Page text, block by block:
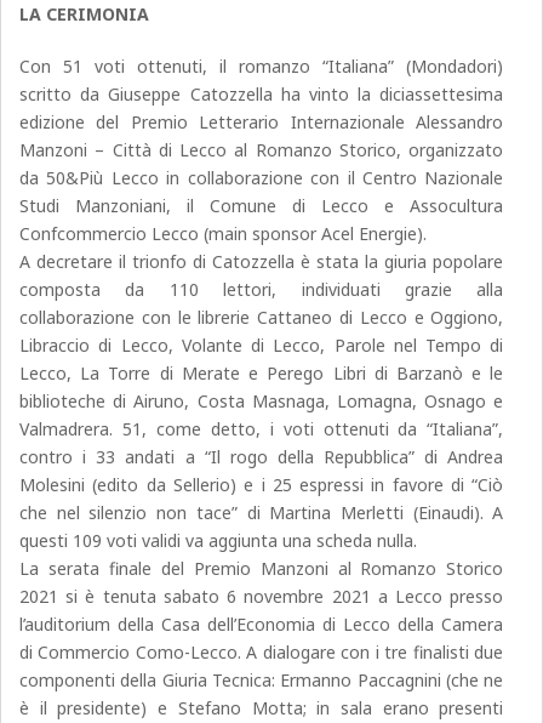
LA CERIMONIA
Con 51 voti ottenuti, il romanzo “Italiana” (Mondadori)
scritto da Giuseppe Catozzella ha vinto la diciassettesima
edizione del Premio Letterario Internazionale Alessandro
Manzoni – Città di Lecco al Romanzo Storico, organizzato
da 50&Più Lecco in collaborazione con il Centro Nazionale
Studi Manzoniani, il Comune di Lecco e Assocultura
Confcommercio Lecco (main sponsor Acel Energie).
A decretare il trionfo di Catozzella è stata la giuria popolare
composta da 110 lettori, individuati grazie alla
collaborazione con le librerie Cattaneo di Lecco e Oggiono,
Libraccio di Lecco, Volante di Lecco, Parole nel Tempo di
Lecco, La Torre di Merate e Perego Libri di Barzanò e le
biblioteche di Airuno, Costa Masnaga, Lomagna, Osnago e
Valmadrera. 51, come detto, i voti ottenuti da “Italiana”,
contro i 33 andati a “Il rogo della Repubblica” di Andrea
Molesini (edito da Sellerio) e i 25 espressi in favore di “Ciò
che nel silenzio non tace” di Martina Merletti (Einaudi). A
questi 109 voti validi va aggiunta una scheda nulla.
La serata finale del Premio Manzoni al Romanzo Storico
2021 si è tenuta sabato 6 novembre 2021 a Lecco presso
l’auditorium della Casa dell’Economia di Lecco della Camera
di Commercio Como-Lecco. A dialogare con i tre finalisti due
componenti della Giuria Tecnica: Ermanno Paccagnini (che ne
è il presidente) e Stefano Motta; in sala erano presenti